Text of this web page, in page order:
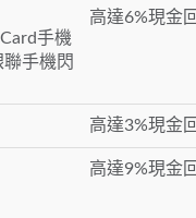
手機
手機閃
高達6%現金
高達3%現金
高達9%現金